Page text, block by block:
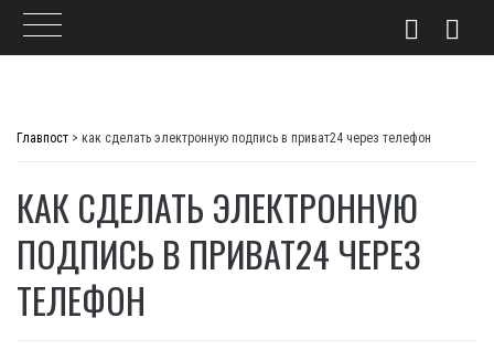
Главпост > как сделать электронную подпись в приват24 через телефон
КАК СДЕЛАТЬ ЭЛЕКТРОННУЮ
ПОДПИСЬ В ПРИВАТ24 ЧЕРЕЗ
ТЕЛЕФОН